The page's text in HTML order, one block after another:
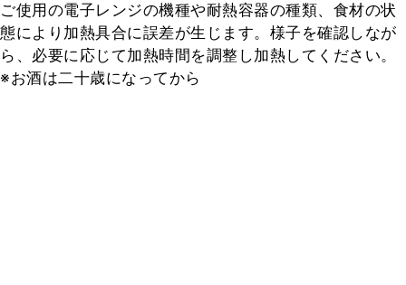
ご使用の電子レンジの機種や耐熱容器の種類、食材の状
態により加熱具合に誤差が生じます。様子を確認しなが
ら、必要に応じて加熱時間を調整し加熱してください。
※お酒は二十歳になってから